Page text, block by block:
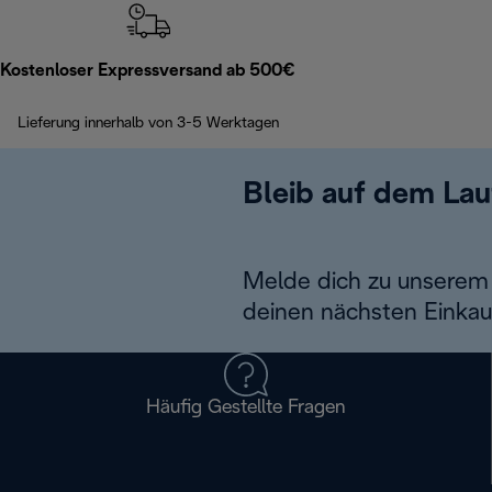
Kostenloser Expressversand ab 500€
Lieferung innerhalb von 3-5 Werktagen
Bleib auf dem
Melde dich zu
deinen nächsten
Häufig Gestellte Fragen